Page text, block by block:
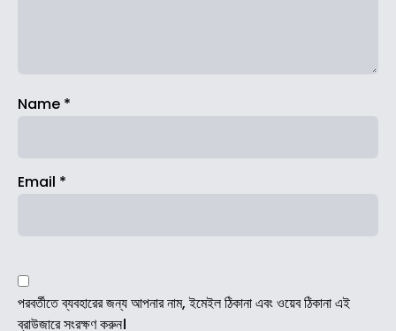
Name *
Email *
পরবর্তীতে ব্যবহারের জন্য আপনার নাম, ইমেইল ঠিকানা এবং ওয়েব ঠিকানা এই
ব্রাউজারে সংরক্ষণ করুন।